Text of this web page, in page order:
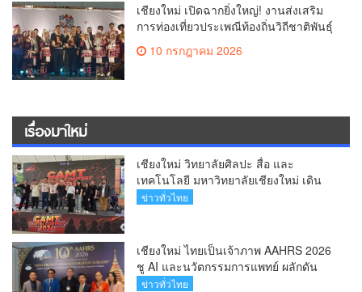
เชียงใหม่ เปิดฉากยิ่งใหญ่! งานส่งเสริม
การท่องเที่ยวประเพณีท้องถิ่นวิถีชาติพันธุ์
10 กรกฎาคม 2026
เรื่องมาใหม่
เชียงใหม่ วิทยาลัยศิลปะ สื่อ และ
เทคโนโลยี มหาวิทยาลัยเชียงใหม่ เดิน
หน้าสร้างแรงบันดาลใจจัดกิจกรรม
ข่าวทั่วไทย
เชียงใหม่ ไทยเป็นเจ้าภาพ AAHRS 2026
ชู AI และนวัตกรรมการแพทย์ ผลักดัน
Medical Hub และศูนย์กลางปลูกผมแห่ง
ข่าวทั่วไทย